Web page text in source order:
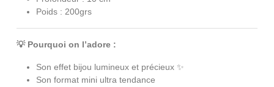
Poids : 200grs
💡 Pourquoi on l’adore :
Son effet bijou lumineux et précieux ✨
Son format mini ultra tendance